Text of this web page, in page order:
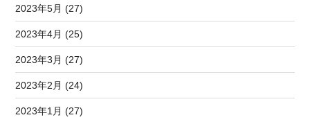
2023年5月 (27)
2023年4月 (25)
2023年3月 (27)
2023年2月 (24)
2023年1月 (27)